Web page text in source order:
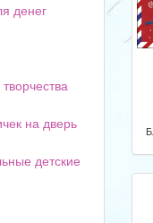
денег
на дверь
детские